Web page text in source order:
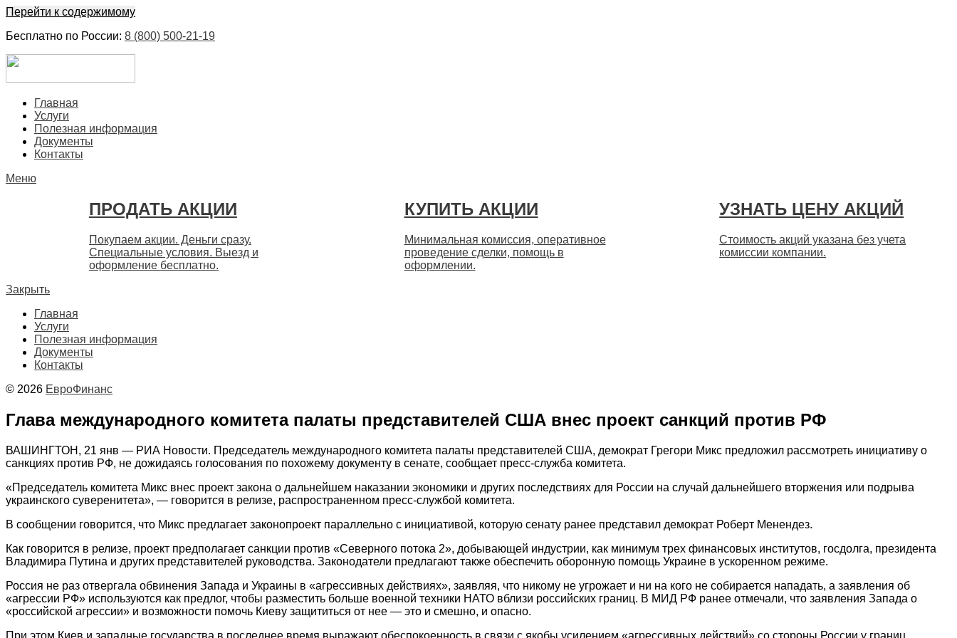
Перейти к содержимому
Бесплатно по России: 8 (800) 500-21-19
Главная
Услуги
Полезная информация
Документы
Контакты
Меню
ПРОДАТЬ АКЦИИ
Покупаем акции. Деньги сразу.
Специальные условия. Выезд и
оформление бесплатно.
КУПИТЬ АКЦИИ
Минимальная комиссия, оперативное
проведение сделки, помощь в
оформлении.
УЗНАТЬ ЦЕНУ АКЦИЙ
Стоимость акций указана без учета
комиссии компании.
Закрыть
Главная
Услуги
Полезная информация
Документы
Контакты
© 2026 ЕвроФинанс
Глава международного комитета палаты представителей США внес проект санкций против РФ
ВАШИНГТОН, 21 янв — РИА Новости. Председатель международного комитета палаты представителей США, демократ Грегори Микс предложил рассмотреть инициативу о
санкциях против РФ, не дожидаясь голосования по похожему документу в сенате, сообщает пресс-служба комитета.
«Председатель комитета Микс внес проект закона о дальнейшем наказании экономики и других последствиях для России на случай дальнейшего вторжения или подрыва
украинского суверенитета», — говорится в релизе, распространенном пресс-службой комитета.
В сообщении говорится, что Микс предлагает законопроект параллельно с инициативой, которую сенату ранее представил демократ Роберт Менендез.
Как говорится в релизе, проект предполагает санкции против «Северного потока 2», добывающей индустрии, как минимум трех финансовых институтов, госдолга, президента
Владимира Путина и других представителей руководства. Законодатели предлагают также обеспечить оборонную помощь Украине в ускоренном режиме.
Россия не раз отвергала обвинения Запада и Украины в «агрессивных действиях», заявляя, что никому не угрожает и ни на кого не собирается нападать, а заявления об
«агрессии РФ» используются как предлог, чтобы разместить больше военной техники НАТО вблизи российских границ. В МИД РФ ранее отмечали, что заявления Запада о
«российской агрессии» и возможности помочь Киеву защититься от нее — это и смешно, и опасно.
При этом Киев и западные государства в последнее время выражают обеспокоенность в связи с якобы усилением «агрессивных действий» со стороны России у границ